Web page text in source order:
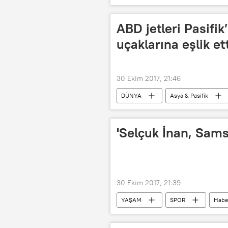
Numune Hastanesi
Sincan
Kritik aşama
ABD jetleri
uçaklarına eşlik
30 Ekim 2017, 21:46
DÜNYA Asya & Pasifik
Japonya
Tu-95MS
'Selçuk İnan,
30 Ekim 2017, 21:39
YAŞAM SPOR
Selçuk İnan
Samsung